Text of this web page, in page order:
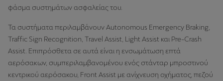
φάσμα συστημάτων ασφαλείας του.
Τα συστήματα περιλαμβάνουν Autonomous Emergency Braking,
Traffic Sign Recognition, Travel Assist, Light Assist και Pre-Crash
Assist. Επιπρόσθετα σε αυτά είναι η ενσωμάτωση επτά
αερόσακων, συμπεριλαμβανομένου ενός στάνταρ μπροστινού
κεντρικού αερόσακου, Front Assist με ανίχνευση οχήματος, πεζού